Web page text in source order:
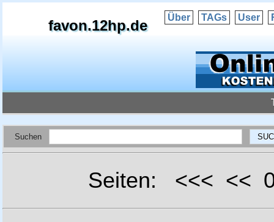
favon.12hp.de Über TAGs User
Suchen
Seiten: <<< <<